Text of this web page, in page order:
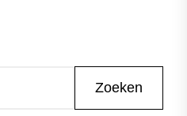
Zoeken